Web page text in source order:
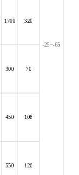
-25~-65
1700 320
300 70
450 108
550 120